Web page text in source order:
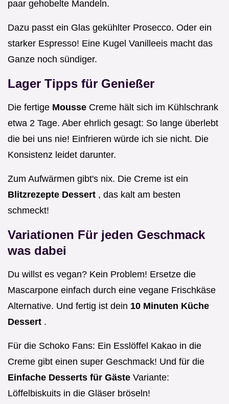
paar gehobelte Mandeln.
Dazu passt ein Glas gekühlter Prosecco. Oder ein
starker Espresso! Eine Kugel Vanilleeis macht das
Ganze noch sündiger.
Lager Tipps für Genießer
Die fertige Mousse Creme hält sich im Kühlschrank
etwa 2 Tage. Aber ehrlich gesagt: So lange überlebt
die bei uns nie! Einfrieren würde ich sie nicht. Die
Konsistenz leidet darunter.
Zum Aufwärmen gibt's nix. Die Creme ist ein
Blitzrezepte Dessert , das kalt am besten
schmeckt!
Variationen Für jeden Geschmack
was dabei
Du willst es vegan? Kein Problem! Ersetze die
Mascarpone einfach durch eine vegane Frischkäse
Alternative. Und fertig ist dein 10 Minuten Küche
Dessert .
Für die Schoko Fans: Ein Esslöffel Kakao in die
Creme gibt einen super Geschmack! Und für die
Einfache Desserts für Gäste Variante:
Löffelbiskuits in die Gläser bröseln!